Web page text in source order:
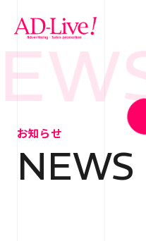
TOP
NEWS お知ら
お知らせ
NEWS